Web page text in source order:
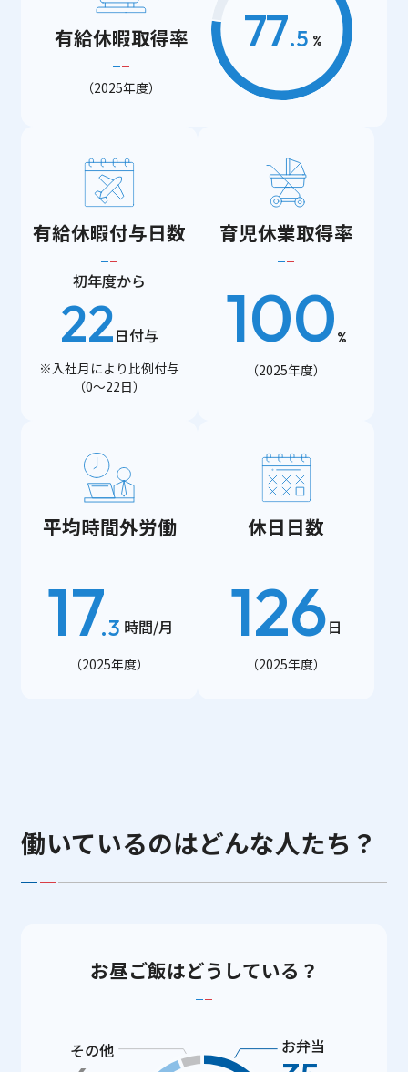
有給休暇取得率
（2025年度）
77.5 %
有給休暇付与日数
初年度から
22日付与
※入社月により比例付与
（0～22日）
育児休業取得率
100 %
（2025年度）
平均時間外労働
17.3 時間/月
（2025年度）
休日日数
126日
（2025年度）
働いているのはどんな人たち？
お昼ご飯はどうしている？
お弁当
その他